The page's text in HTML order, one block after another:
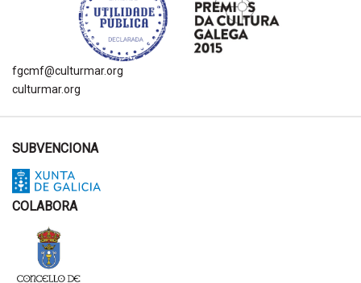
fgcmf@culturmar.org
culturmar.org
SUBVENCIONA
COLABORA